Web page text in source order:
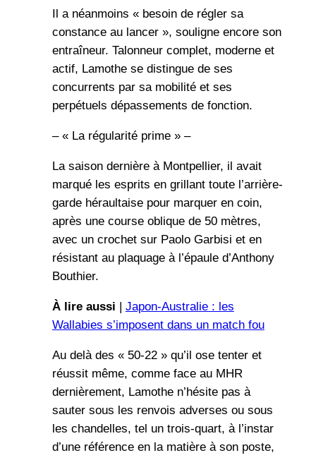
Il a néanmoins « besoin de régler sa
constance au lancer », souligne encore son
entraîneur. Talonneur complet, moderne et
actif, Lamothe se distingue de ses
concurrents par sa mobilité et ses
perpétuels dépassements de fonction.
– « La régularité prime » –
La saison dernière à Montpellier, il avait
marqué les esprits en grillant toute l’arrière-
garde héraultaise pour marquer en coin,
après une course oblique de 50 mètres,
avec un crochet sur Paolo Garbisi et en
résistant au plaquage à l’épaule d’Anthony
Bouthier.
À lire aussi | Japon-Australie : les
Wallabies s’imposent dans un match fou
Au delà des « 50-22 » qu’il ose tenter et
réussit même, comme face au MHR
dernièrement, Lamothe n’hésite pas à
sauter sous les renvois adverses ou sous
les chandelles, tel un trois-quart, à l’instar
d’une référence en la matière à son poste,